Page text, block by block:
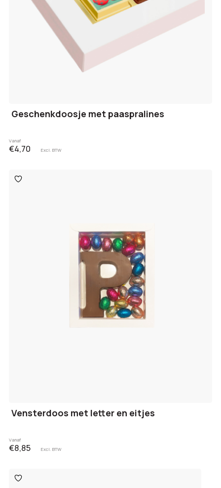
Geschenkdoosje met paaspralines
Vanaf
€4,70 Excl. BTW
Toevoegen
aan
Vensterdoos met letter en eitjes
Vanaf
€8,85 Excl. BTW
Toevoegen
aan